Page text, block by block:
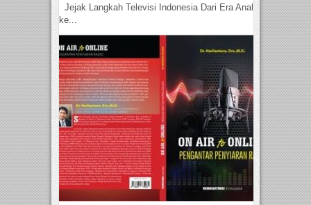
Jejak Langkah Televisi Indonesia Dari Era Analog
ke...